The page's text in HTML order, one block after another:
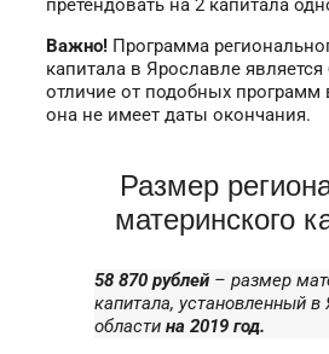
претендовать на 2 капитала
Важно! Программа
капитала в Ярославле является
отличие от подобных программ
она не имеет даты окончания.
Размер
материнского
58 870 рублей – размер
капитала, установленный в
области на 2019 год.